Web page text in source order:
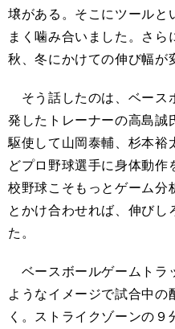
壌がある。そこにツールと
まく噛み合いました。さら
秋、冬にかけての伸び幅が
そう話したのは、ベース
発したトレーナーの高島誠
駆使して山岡泰輔、杉本裕
どプロ野球選手に身体動作
校野球こそもっとゲーム分
とかけ合わせれば、伸びし
た。
ベースボールゲームトラ
ようなイメージで試合中の
く。ストライクゾーンの